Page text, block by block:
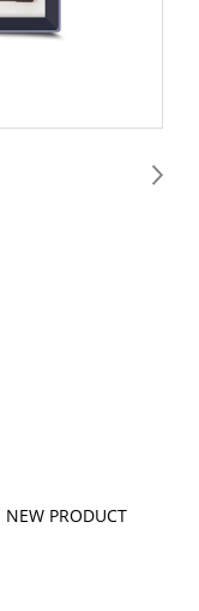
NEW PRODUCT